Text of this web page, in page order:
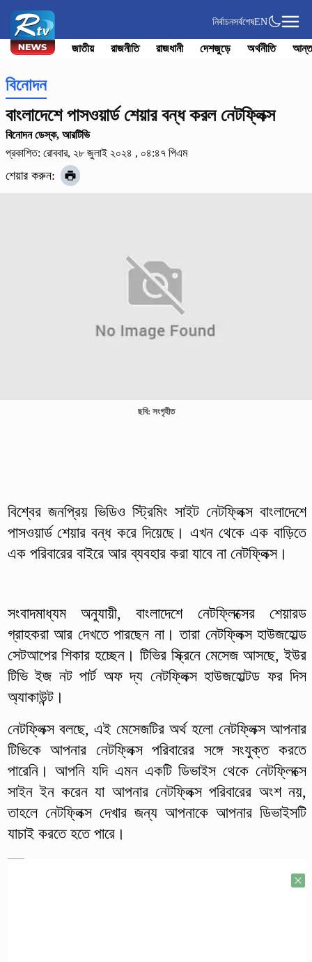
নির্বাচনসর্বশেষEN
জাতীয় রাজনীতি রাজধানী দেশজুড়ে অর্থনীতি
বিনোদন
বাংলাদেশে পাসওয়ার্ড শেয়ার বন্ধ করল নেটফ্লিক্স
বিনোদন ডেস্ক, আরটিভি
প্রকাশিত: রোববার, ২৮ জুলাই ২০২৪ , ০৪:৪৭ পিএম
শেয়ার করুন:
ছবি: সংগৃহীত
বিশ্বের জনপ্রিয় ভিডিও স্ট্রিমিং সাইট নেটফ্লিক্স বাংলাদেশে
পাসওয়ার্ড শেয়ার বন্ধ করে দিয়েছে। এখন থেকে এক বাড়িতে
এক পরিবারের বাইরে আর ব্যবহার করা যাবে না নেটফ্লিক্স।
সংবাদমাধ্যম অনুযায়ী, বাংলাদেশে নেটফ্লিক্সের শেয়ারড
গ্রাহকরা আর দেখতে পারছেন না। তারা নেটফ্লিক্স হাউজহোল্ড
সেটআপের শিকার হচ্ছেন। টিভির স্ক্রিনে মেসেজ আসছে, ইউর
টিভি ইজ নট পার্ট অফ দ্য নেটফ্লিক্স হাউজহোল্টড ফর দিস
অ্যাকাউন্ট।
নেটফ্লিক্স বলছে, এই মেসেজটির অর্থ হলো নেটফ্লিক্স আপনার
টিভিকে আপনার নেটফ্লিক্স পরিবারের সঙ্গে সংযুক্ত করতে
পারেনি। আপনি যদি এমন একটি ডিভাইস থেকে নেটফ্লিক্সে
সাইন ইন করেন যা আপনার নেটফ্লিক্স পরিবারের অংশ নয়,
তাহলে নেটফ্লিক্স দেখার জন্য আপনাকে আপনার ডিভাইসটি
যাচাই করতে হতে পারে।